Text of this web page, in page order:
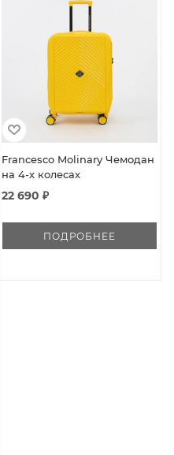
Francesco Molinary Чемодан
на 4-х колесах
22 690 ₽
ПОДРОБНЕЕ